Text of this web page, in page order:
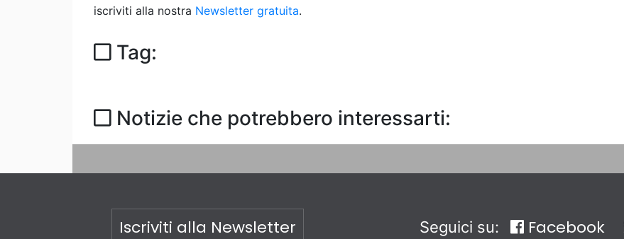
iscriviti alla nostra Newsletter gratuita.
Tag:
Notizie che potrebbero interessarti:
Iscriviti alla Newsletter Seguici su: Facebook